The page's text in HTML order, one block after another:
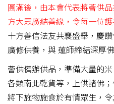
圓滿後，由本會代表將薈供
方大眾廣結善緣，令每一位
十方善信法友共襄盛舉，慶
廣修供養，與 蓮師締結深厚
薈供備辦供品，準備大量的
各類南北乾貨等，上供諸佛
將下施物施食於有情眾生，